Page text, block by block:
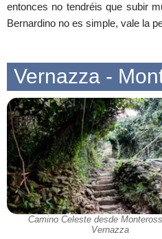
entonces no tendréis que subir
Bernardino no es simple, vale la
Vernazza -
Camino Celeste desde
Vernazza